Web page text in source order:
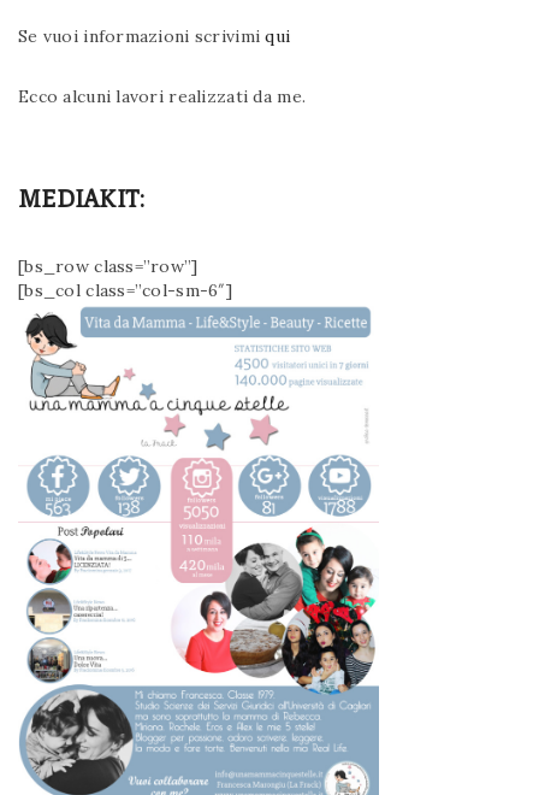
Se vuoi informazioni scrivimiqui
Ecco alcuni lavori realizzati da me.
MEDIAKIT:
[bs_row class=”row”]
[bs_col class=”col-sm-6″]